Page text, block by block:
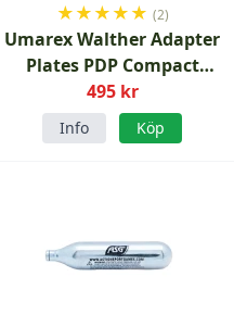
★★★★★ (2)
Umarex Walther Adapter
Plates PDP Compact
Luftpistol och T4E .43
495 kr
Info Köp